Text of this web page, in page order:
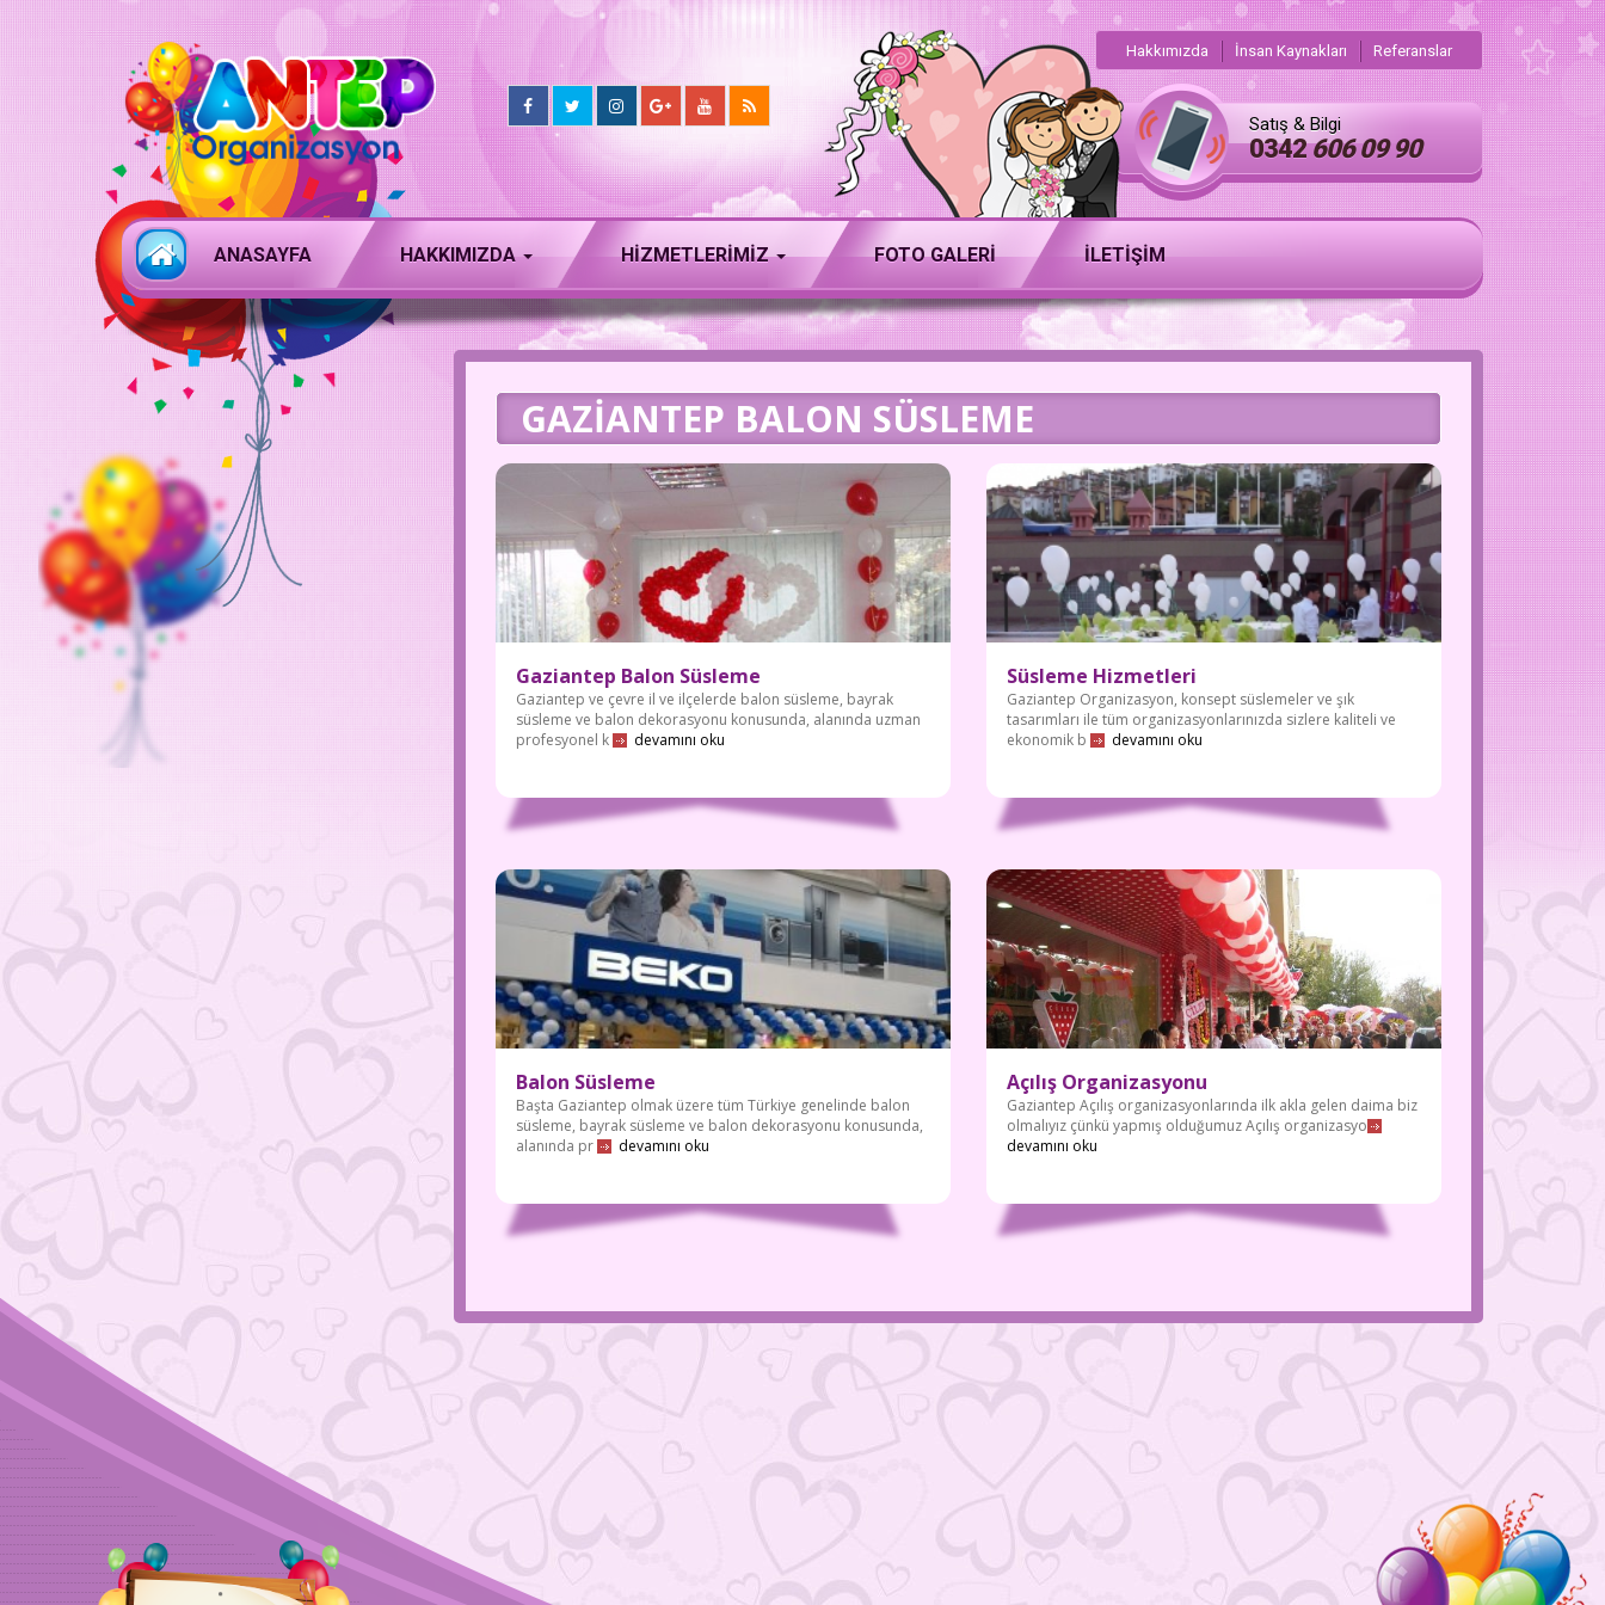
Hakkımızda İnsan Kaynakları Referanslar
Satış & Bilgi
0342606 09 90
ANASAYFA HAKKIMIZDA HIZMETLERIMIZ FOTO GALERİ İLETİŞİM
GAZIANTEP BALON SÜSLEME
Gaziantep Balon Süsleme
Gaziantep ve çevre il ve ilçelerde balon süsleme, bayrak
süsleme ve balon dekorasyonu konusunda, alanında uzman
profesyonel k
devamını oku
Süsleme Hizmetleri
Gaziantep Organizasyon, konsept süslemeler ve şık
tasarımları ile tüm organizasyonlarınızda sizlere kaliteli ve
ekonomik b
devamını oku
Balon Süsleme
Başta Gaziantep olmak üzere tüm Türkiye genelinde balon
süsleme, bayrak süsleme ve balon dekorasyonu konusunda,
alanında pr
devamını oku
Açılış Organizasyonu
Gaziantep Açılış organizasyonlarında ilk akla gelen daima biz
olmalıyız çünkü yapmış olduğumuz Açılış organizasyo
devamını oku